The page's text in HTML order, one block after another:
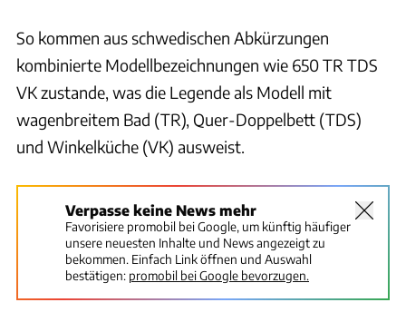
So kommen aus schwedischen Abkürzungen
kombinierte Modellbezeichnungen wie 650 TR TDS
VK zustande, was die Legende als Modell mit
wagenbreitem Bad (TR), Quer-Doppelbett (TDS)
und Winkelküche (VK) ausweist.
Verpasse keine News mehr
Favorisiere promobil bei Google, um künftig häufiger
unsere neuesten Inhalte und News angezeigt zu
bekommen. Einfach Link öffnen und Auswahl
bestätigen: promobil bei Google bevorzugen.